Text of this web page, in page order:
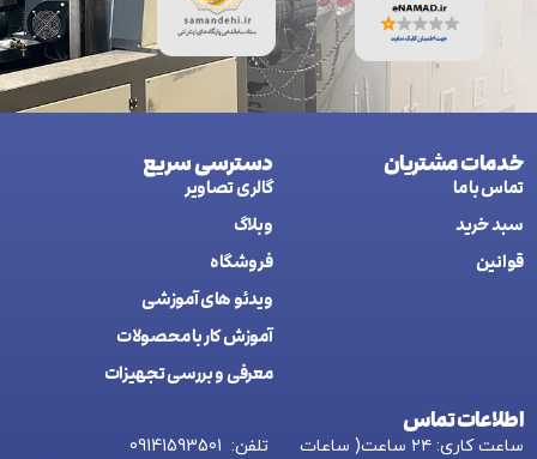
خدمات مشتریان
تماس با ما
سبد خرید
قوانین
دسترسی سریع
گالری تصاویر
وبلاگ
فروشگاه
ويدئو های آموزشی
آموزش کار با محصولات
معرفی و بررسی تجهیزات
اطلاعات تماس
ساعت کاری: ۲۴ ساعت( ساعات
تلفن: 09141593501